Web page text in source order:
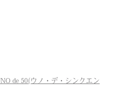
de 50(ウノ・デ・シンクエン